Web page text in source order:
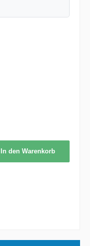
In den Warenkorb